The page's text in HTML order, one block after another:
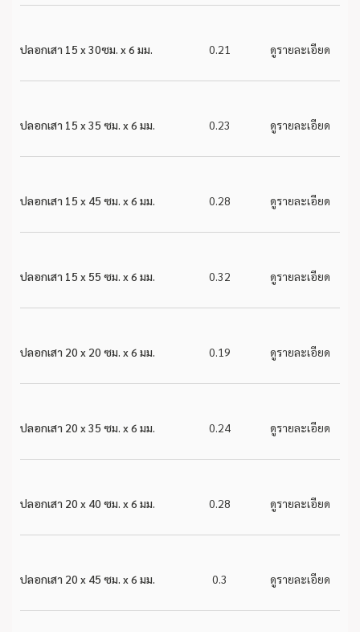
ปลอกเสา 15 x 30ซม. x 6 มม. 0.21 ดูรายละเอียด
ปลอกเสา 15 x 35 ซม. x 6 มม. 0.23 ดูรายละเอียด
ปลอกเสา 15 x 45 ซม. x 6 มม. 0.28 ดูรายละเอียด
ปลอกเสา 15 x 55 ซม. x 6 มม. 0.32 ดูรายละเอียด
ปลอกเสา 20 x 20 ซม. x 6 มม. 0.19 ดูรายละเอียด
ปลอกเสา 20 x 35 ซม. x 6 มม. 0.24 ดูรายละเอียด
ปลอกเสา 20 x 40 ซม. x 6 มม. 0.28 ดูรายละเอียด
ปลอกเสา 20 x 45 ซม. x 6 มม. 0.3 ดูรายละเอียด